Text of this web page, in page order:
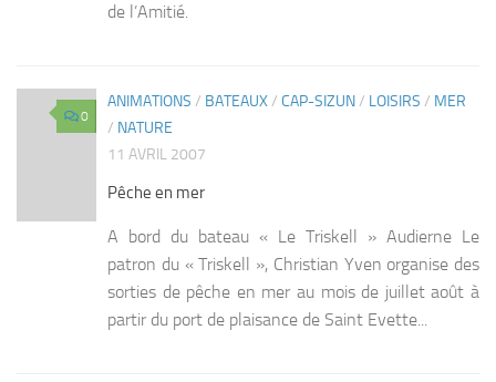
de l’Amitié.
0
ANIMATIONS / BATEAUX/ CAP-SIZUN/ LOISIRS / MER
/ NATURE
11 AVRIL 2007
Pêche en mer
A bord du bateau « Le Triskell » Audierne Le
patron du « Triskell », Christian Yven organise des
sorties de pêche en mer au mois de juillet août à
partir du port de plaisance de Saint Evette...